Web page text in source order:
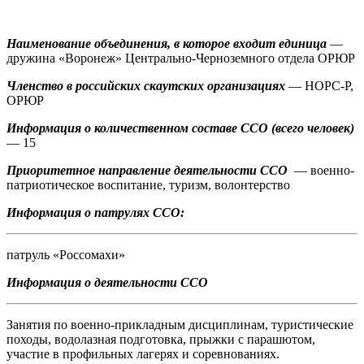
Наименование объединения, в которое входит единица —
дружина «Воронеж» Центрально-Черноземного отдела ОРЮР
Членство в российских скаутских организациях — НОРС-Р,
ОРЮР
Информация о количественном составе ССО (всего человек)
— 15
Приоритетное направление деятельности ССО — военно-
патриотическое воспитание, туризм, волонтерство
Информация о патрулях ССО:
патруль «Россомахи»
Информация о деятельности ССО
Занятия по военно-прикладным дисциплинам, туристические
походы, водолазная подготовка, прыжки с парашютом,
участие в профильных лагерях и соревнованиях.